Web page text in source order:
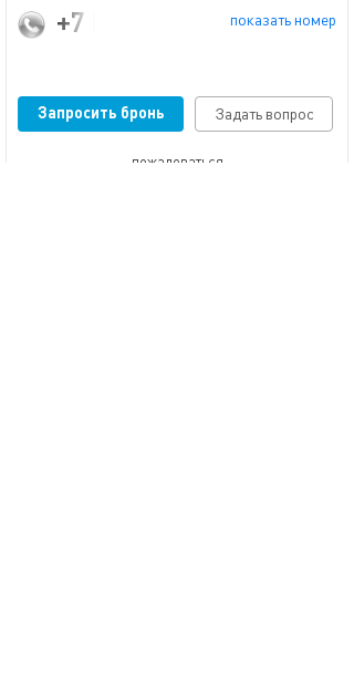
показать номер
+7 (926) 569-61-94
Запросить бронь Задать вопрос
пожаловаться